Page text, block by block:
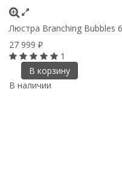
Люстра Branching Bubbles
27 999 ₽
1
В корзину
В наличии